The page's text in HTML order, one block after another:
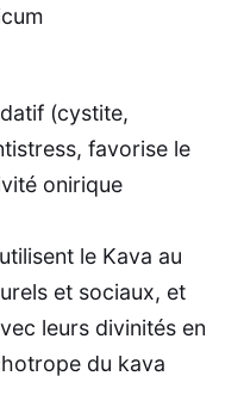
(cystite,
favorise le
onirique
le Kava au
et sociaux, et
leurs divinités en
du kava